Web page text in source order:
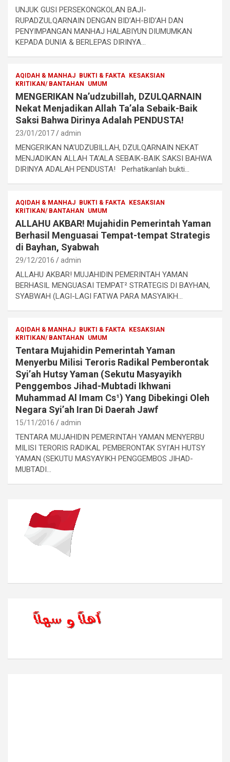
UNJUK GUSI PERSEKONGKOLAN BAJI-
RUPADZULQARNAIN DENGAN BID’AH-BID’AH DAN
PENYIMPANGAN MANHAJ HALABIYUN DIUMUMKAN
KEPADA DUNIA & BERLEPAS DIRINYA…
AQIDAH & MANHAJ BUKTI & FAKTA
KESAKSIAN
KRITIKAN/ BANTAHAN
UMUM
MENGERIKAN Na’udzubillah, DZULQARNAIN
Nekat Menjadikan Allah Ta’ala Sebaik-Baik
Saksi Bahwa Dirinya Adalah PENDUSTA!
23/01/2017 admin
MENGERIKAN NA’UDZUBILLAH, DZULQARNAIN NEKAT
MENJADIKAN ALLAH TA’ALA SEBAIK-BAIK SAKSI BAHWA
DIRINYA ADALAH PENDUSTA! Perhatikanlah bukti…
AQIDAH & MANHAJ BUKTI & FAKTA
KESAKSIAN
KRITIKAN/ BANTAHAN
UMUM
ALLAHU AKBAR! Mujahidin Pemerintah Yaman
Berhasil Menguasai Tempat-tempat Strategis
di Bayhan, Syabwah
29/12/2016 admin
ALLAHU AKBAR! MUJAHIDIN PEMERINTAH YAMAN
BERHASIL MENGUASAI TEMPAT² STRATEGIS DI BAYHAN,
SYABWAH (LAGI-LAGI FATWA PARA MASYAIKH…
AQIDAH & MANHAJ BUKTI & FAKTA
KESAKSIAN
KRITIKAN/ BANTAHAN
UMUM
Tentara Mujahidin Pemerintah Yaman
Menyerbu Milisi Teroris Radikal Pemberontak
Syi’ah Hutsy Yaman (Sekutu Masyayikh
Penggembos Jihad-Mubtadi Ikhwani
Muhammad Al Imam Cs¹) Yang Dibekingi Oleh
Negara Syi’ah Iran Di Daerah Jawf
15/11/2016 admin
TENTARA MUJAHIDIN PEMERINTAH YAMAN MENYERBU
MILISI TERORIS RADIKAL PEMBERONTAK SYI’AH HUTSY
YAMAN (SEKUTU MASYAYIKH PENGGEMBOS JIHAD-
MUBTADI…